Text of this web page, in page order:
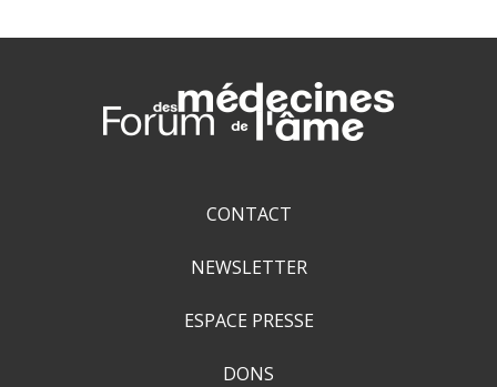
CONTACT
NEWSLETTER
ESPACE PRESSE
DONS